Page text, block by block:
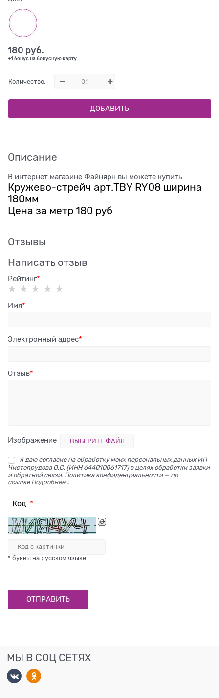
180 руб.
+1 бонус на бонусную карту
Количество:
ДОБАВИТЬ
Описание
В интернет магазине Файнярн вы можете купить
Кружево-стрейч арт.TBY RY08 ширина
180мм
Цена за метр 180 руб
Отзывы
Написать отзыв
Рейтинг
Имя
Электронный адрес
Отзыв
Изображение ВЫБЕРИТЕ ФАЙЛ
Я даю согласие на обработку моих персональных данных ИП
Чистопрудова О.С. (ИНН 644010061717) в целях обработки заявки
и обратной связи. Политика конфиденциальности — по
ссылке Подробнее...
Код
* буквы на русском языке
МЫ В СОЦ СЕТЯХ